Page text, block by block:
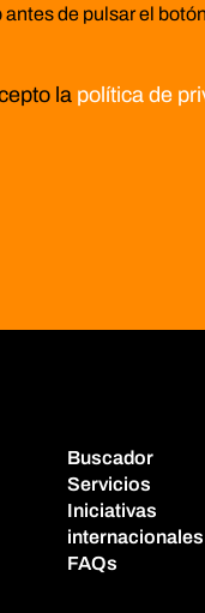
antes de pulsar el
la política de
Buscador
Servicios
Iniciativas
internacionales
FAQs